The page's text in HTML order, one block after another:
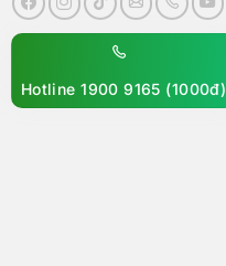
Hotline 1900 9165 (1000đ)